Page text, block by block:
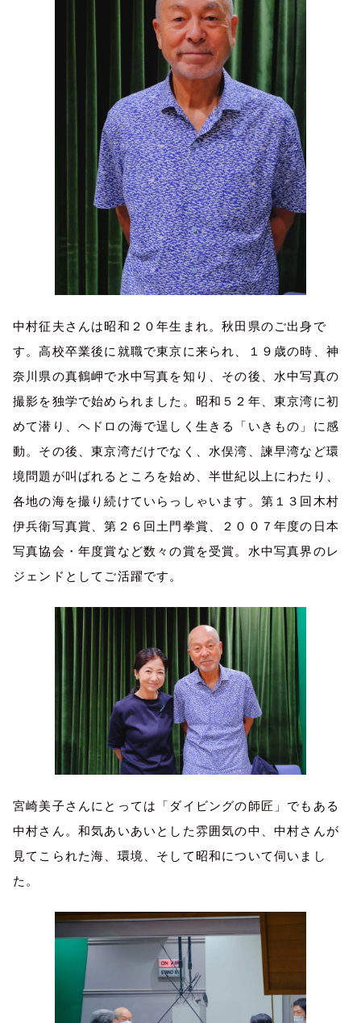
中村征夫さんは昭和２０年生まれ。秋田県のご出身で
す。高校卒業後に就職で東京に来られ、１９歳の時、神
奈川県の真鶴岬で水中写真を知り、その後、水中写真の
撮影を独学で始められました。昭和５２年、東京湾に初
めて潜り、ヘドロの海で逞しく生きる「いきもの」に感
動。その後、東京湾だけでなく、水俣湾、諫早湾など環
境問題が叫ばれるところを始め、半世紀以上にわたり、
各地の海を撮り続けていらっしゃいます。第１３回木村
伊兵衛写真賞、第２６回土門拳賞、２００７年度の日本
写真協会・年度賞など数々の賞を受賞。水中写真界のレ
ジェンドとしてご活躍です。
宮崎美子さんにとっては「ダイビングの師匠」でもある
中村さん。和気あいあいとした雰囲気の中、中村さんが
見てこられた海、環境、そして昭和について伺いまし
た。